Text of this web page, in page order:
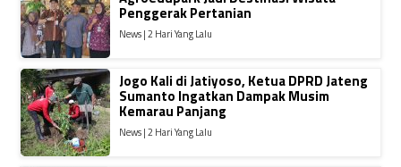
Penggerak Pertanian
News | 2 Hari Yang Lalu
Jogo Kali di Jatiyoso, Ketua DPRD Jateng
Sumanto Ingatkan Dampak Musim
Kemarau Panjang
News | 2 Hari Yang Lalu